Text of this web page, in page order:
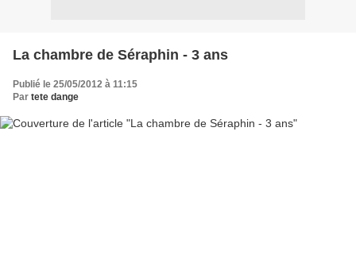
La chambre de Séraphin - 3 ans
Publié le 25/05/2012 à 11:15
Par tete dange